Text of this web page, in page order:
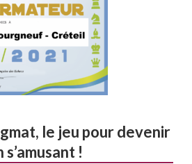
le jeu pour devenir
!